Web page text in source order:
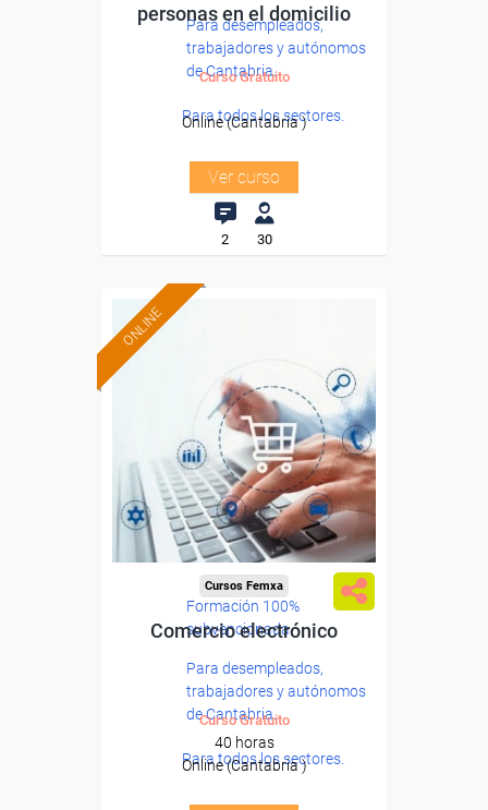
Para desempleados,
trabajadores y autónomos
de Cantabria.
Para todos los sectores.
personas en el domicilio
Curso Gratuito
Online (Cantabria )
Ver curso
2 30
ONLINE
Formación 100%
subvencionada.
Para desempleados,
trabajadores y autónomos
de Cantabria.
Para todos los sectores.
Cursos Femxa
Comercio electrónico
Curso Gratuito
40 horas
Online (Cantabria )